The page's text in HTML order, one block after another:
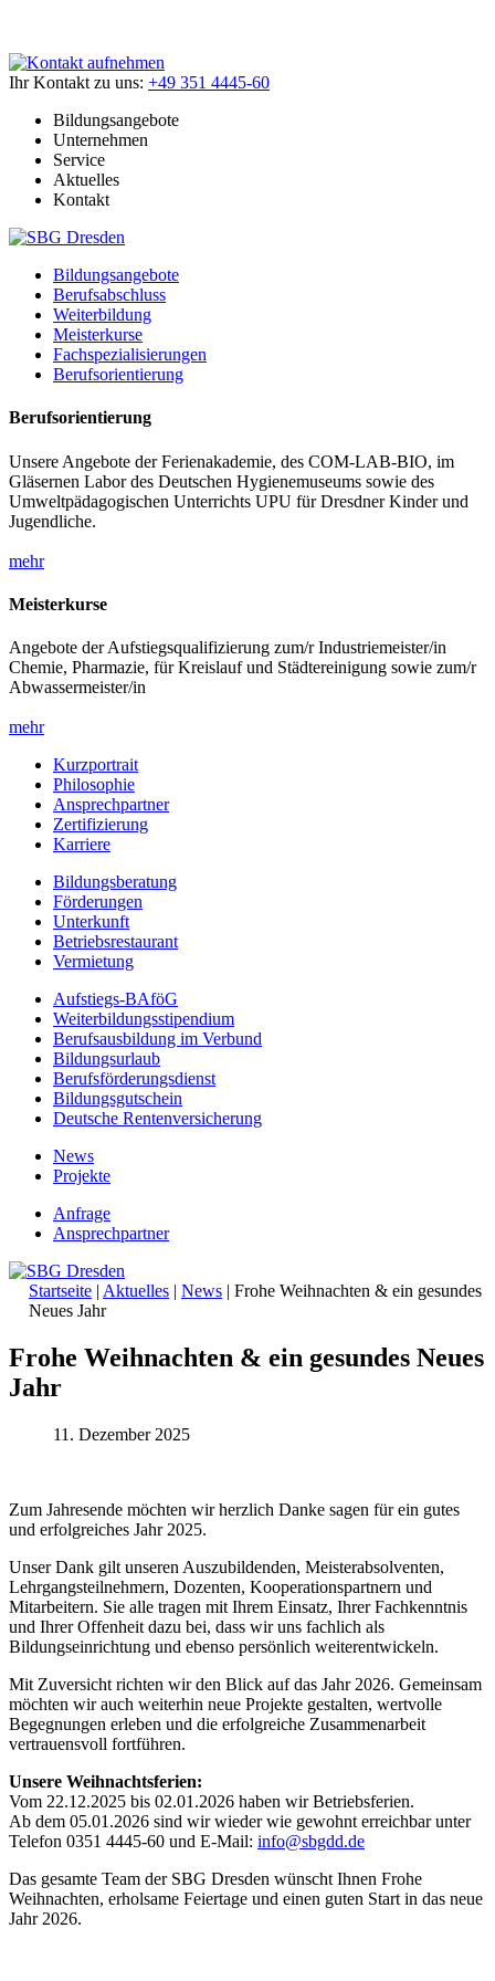
Ihr Kontakt zu uns: +49 351 4445-60
Bildungsangebote
Unternehmen
Service
Aktuelles
Kontakt
Bildungsangebote
Berufsabschluss
Weiterbildung
Meisterkurse
Fachspezialisierungen
Berufsorientierung
Berufsorientierung
Unsere Angebote der Ferienakademie, des COM-LAB-BIO, im
Gläsernen Labor des Deutschen Hygienemuseums sowie des
Umweltpädagogischen Unterrichts UPU für Dresdner Kinder und
Jugendliche.
mehr
Meisterkurse
Angebote der Aufstiegsqualifizierung zum/r Industriemeister/in
Chemie, Pharmazie, für Kreislauf und Städtereinigung sowie zum/r
Abwassermeister/in
mehr
Kurzportrait
Philosophie
Ansprechpartner
Zertifizierung
Karriere
Bildungsberatung
Förderungen
Unterkunft
Betriebsrestaurant
Vermietung
Aufstiegs-BAföG
Weiterbildungsstipendium
Berufsausbildung im Verbund
Bildungsurlaub
Berufsförderungsdienst
Bildungsgutschein
Deutsche Rentenversicherung
News
Projekte
Anfrage
Ansprechpartner
Startseite | Aktuelles | News | Frohe Weihnachten & ein gesundes
Neues Jahr
Frohe Weihnachten & ein gesundes Neues
Jahr
11. Dezember 2025
Zum Jahresende möchten wir herzlich Danke sagen für ein gutes
und erfolgreiches Jahr 2025.
Unser Dank gilt unseren Auszubildenden, Meisterabsolventen,
Lehrgangsteilnehmern, Dozenten, Kooperationspartnern und
Mitarbeitern. Sie alle tragen mit Ihrem Einsatz, Ihrer Fachkenntnis
und Ihrer Offenheit dazu bei, dass wir uns fachlich als
Bildungseinrichtung und ebenso persönlich weiterentwickeln.
Mit Zuversicht richten wir den Blick auf das Jahr 2026. Gemeinsam
möchten wir auch weiterhin neue Projekte gestalten, wertvolle
Begegnungen erleben und die erfolgreiche Zusammenarbeit
vertrauensvoll fortführen.
Unsere Weihnachtsferien:
Vom 22.12.2025 bis 02.01.2026 haben wir Betriebsferien.
Ab dem 05.01.2026 sind wir wieder wie gewohnt erreichbar unter
Telefon 0351 4445-60 und E-Mail: info@sbgdd.de
Das gesamte Team der SBG Dresden wünscht Ihnen Frohe
Weihnachten, erholsame Feiertage und einen guten Start in das neue
Jahr 2026.